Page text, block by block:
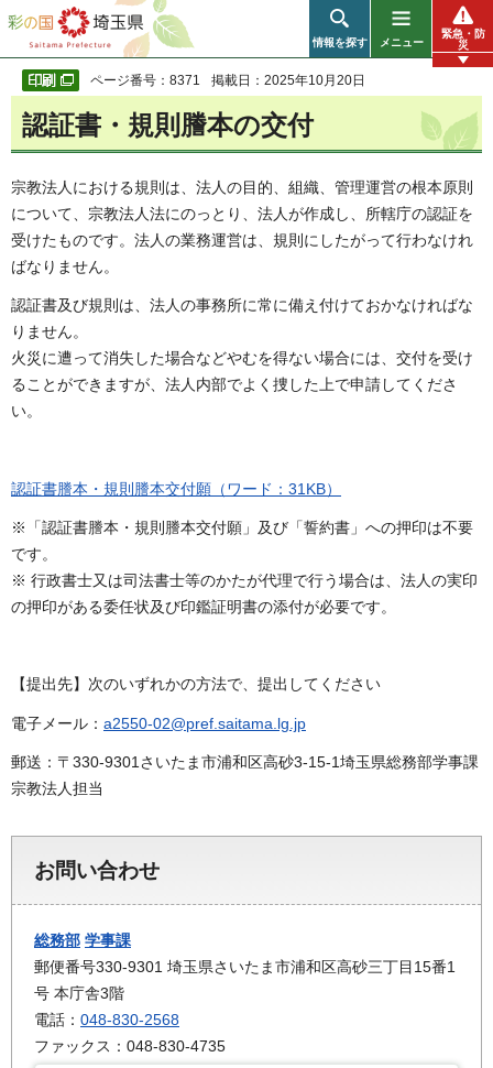
彩の国 埼玉県
情報を探す メニュー
緊急・防
災
ページ番号：8371 掲載日：2025年10月20日
認証書・規則謄本の交付
宗教法人における規則は、法人の目的、組織、管理運営の根本原則
について、宗教法人法にのっとり、法人が作成し、所轄庁の認証を
受けたものです。法人の業務運営は、規則にしたがって行わなけれ
ばなりません。
認証書及び規則は、法人の事務所に常に備え付けておかなければな
りません。
火災に遭って消失した場合などやむを得ない場合には、交付を受け
ることができますが、法人内部でよく捜した上で申請してくださ
い。
認証書謄本・規則謄本交付願（ワード：31KB）
※「認証書謄本・規則謄本交付願」及び「誓約書」への押印は不要
です。
※ 行政書士又は司法書士等のかたが代理で行う場合は、法人の実印
の押印がある委任状及び印鑑証明書の添付が必要です。
【提出先】次のいずれかの方法で、提出してください
電子メール： a2550-02@pref.saitama.lg.jp
郵送：〒330-9301さいたま市浦和区高砂3-15-1埼玉県総務部学事課
宗教法人担当
お問い合わせ
総務部 学事課
郵便番号330-9301 埼玉県さいたま市浦和区高砂三丁目15番1
号 本庁舎3階
電話： 048-830-2568
ファックス：048-830-4735